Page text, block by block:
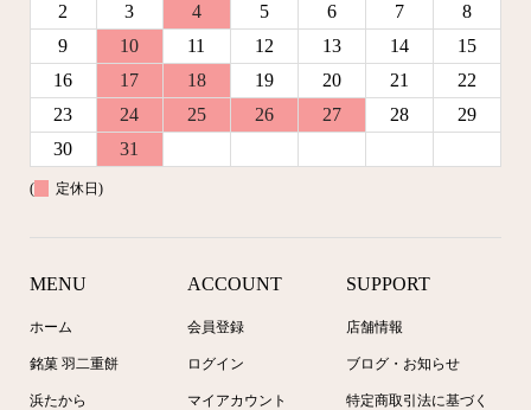
2
3 4 5 6 7
8
9
10 11 12 13 14
15
16
17 18 19 20 21
22
23
24 25 26 27 28
29
30
31
( 定休日)
MENU
ホーム
銘菓 羽二重餅
浜たから
ACCOUNT
会員登録
ログイン
マイアカウント
SUPPORT
店舗情報
ブログ・お知らせ
特定商取引法に基づく